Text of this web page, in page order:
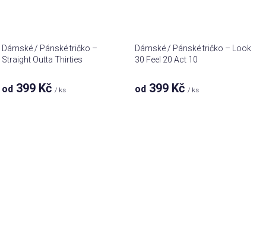
Dámské / Pánské tričko –
Straight Outta Thirties
od 399 Kč / ks
Dámské / Pánské tričko – Look
30 Feel 20 Act 10
od 399 Kč / ks